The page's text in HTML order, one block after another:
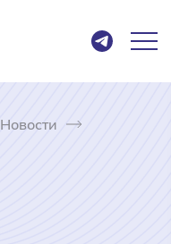
Новости